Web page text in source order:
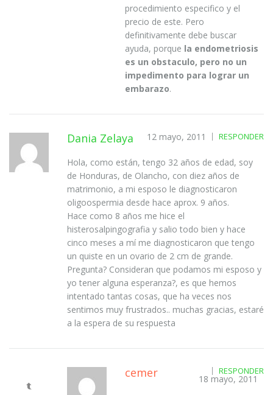
procedimiento especifico y el
precio de este. Pero
definitivamente debe buscar
ayuda, porque la endometriosis
es un obstaculo, pero no un
impedimento para lograr un
embarazo.
Dania Zelaya RESPONDER
12 mayo, 2011
Hola, como están, tengo 32 años de edad, soy
de Honduras, de Olancho, con diez años de
matrimonio, a mi esposo le diagnosticaron
oligoospermia desde hace aprox. 9 años.
Hace como 8 años me hice el
histerosalpingografia y salio todo bien y hace
cinco meses a mí me diagnosticaron que tengo
un quiste en un ovario de 2 cm de grande.
Pregunta? Consideran que podamos mi esposo y
yo tener alguna esperanza?, es que hemos
intentado tantas cosas, que ha veces nos
sentimos muy frustrados.. muchas gracias, estaré
a la espera de su respuesta
cemer RESPONDER
18 mayo, 2011